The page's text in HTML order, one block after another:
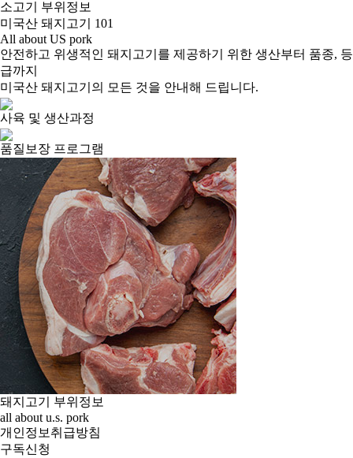
소고기 부위정보
미국산 돼지고기 101
All about US pork
안전하고 위생적인 돼지고기를 제공하기 위한 생산부터 품종, 등
급까지
미국산 돼지고기의 모든 것을 안내해 드립니다.
사육 및 생산과정
품질보장 프로그램
돼지고기 부위정보
all about u.s. pork
개인정보취급방침
구독신청